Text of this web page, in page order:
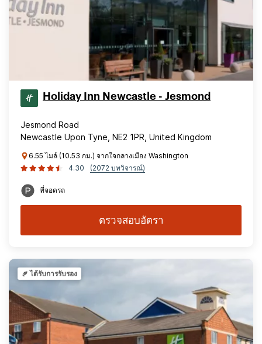
Holiday Inn Newcastle - Jesmond
Jesmond Road
Newcastle Upon Tyne, NE2 1PR, United Kingdom
6.55 ไมล์ (10.53 กม.) จากใจกลางเมือง Washington
4.30
(2072 บทวิจารณ์)
ที่จอดรถ
ตรวจสอบอัตรา
ได้รับการรับรอง